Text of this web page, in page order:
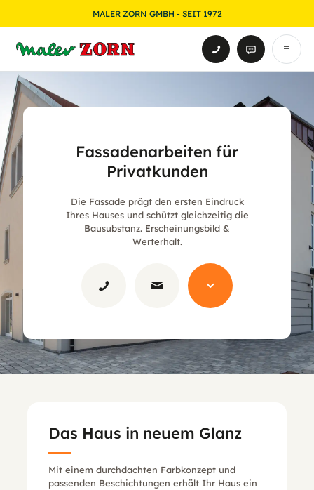
MALER ZORN GMBH - SEIT 1972
Fassadenarbeiten für
Privatkunden
Die Fassade prägt den ersten Eindruck
Ihres Hauses und schützt gleichzeitig die
Bausubstanz. Erscheinungsbild &
Werterhalt.
Das Haus in neuem Glanz
Mit einem durchdachten Farbkonzept und
passenden Beschichtungen erhält Ihr Haus ein